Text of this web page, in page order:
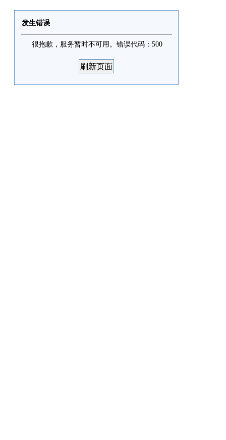
发生错误
很抱歉，服务暂时不可用。错误代码：500